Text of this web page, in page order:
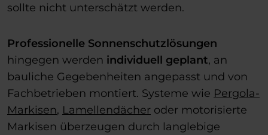
sollte nicht unterschätzt werden.
Professionelle Sonnenschutzlösungen
hingegen werden individuell geplant, an
bauliche Gegebenheiten angepasst und von
Fachbetrieben montiert. Systeme wie Pergola-
Markisen, Lamellendächer oder motorisierte
Markisen überzeugen durch langlebige